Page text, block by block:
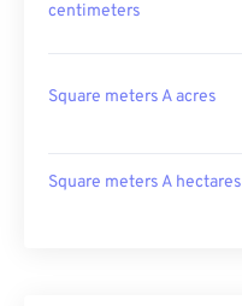
centimeters
Square meters A acres
Square meters A hectares